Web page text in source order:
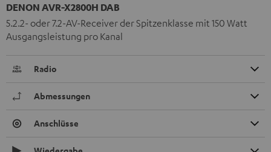
DENON AVR-X2800H DAB
5.2.2- oder 7.2-AV-Receiver der Spitzenklasse mit 150 Watt
Ausgangsleistung pro Kanal
Radio
Abmessungen
Anschlüsse